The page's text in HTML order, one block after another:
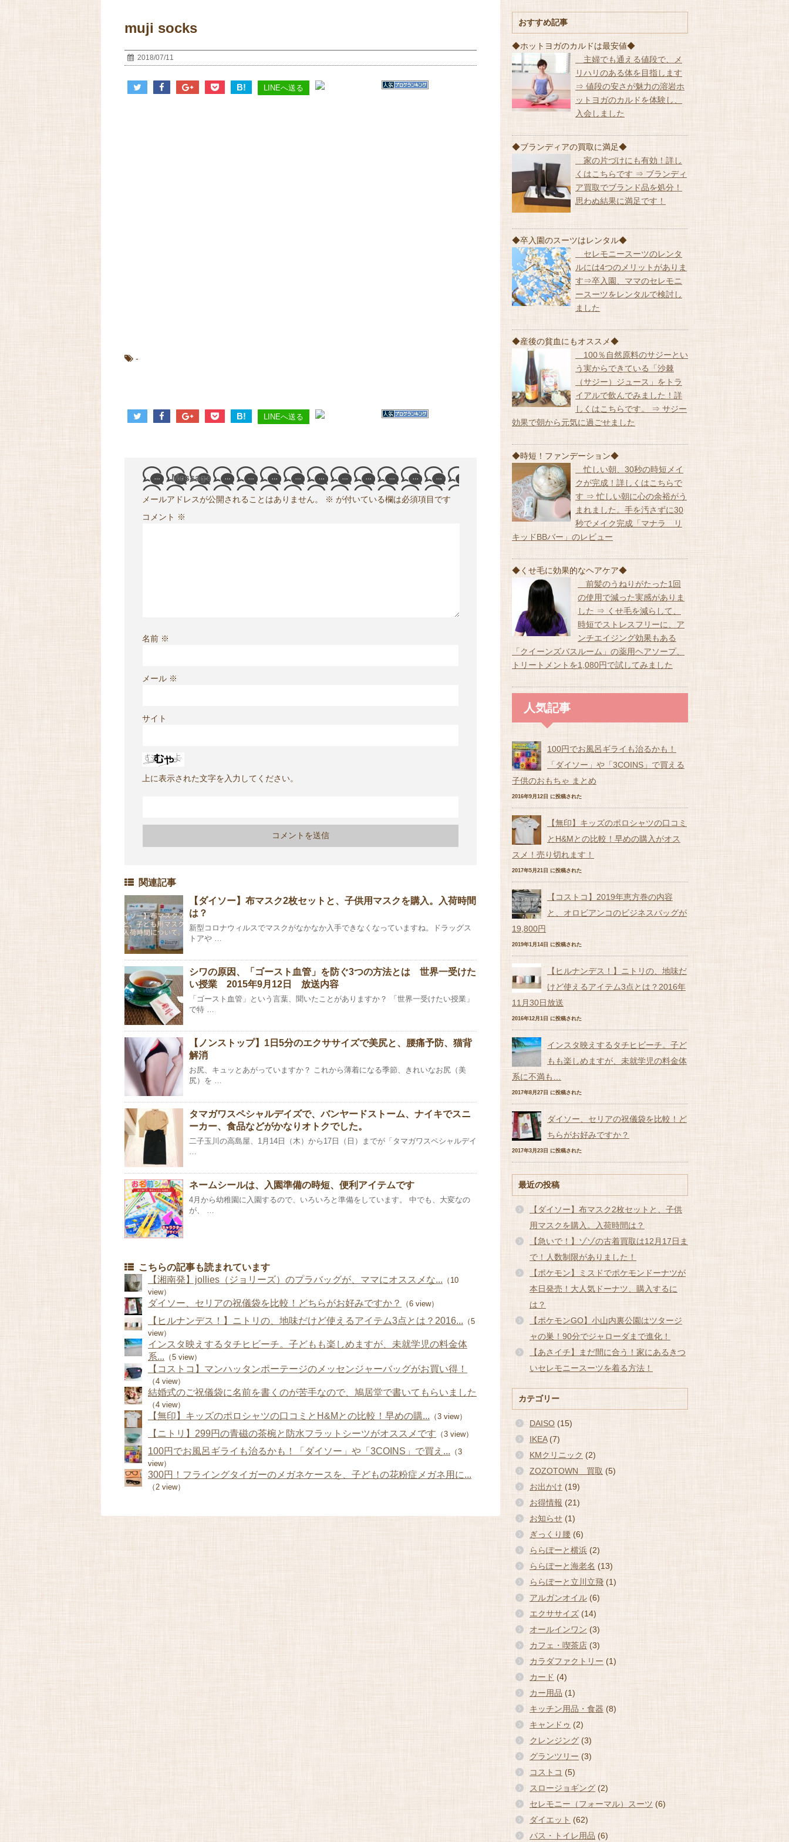
muji socks
2018/07/11
B! LINEへ送る
-
B! LINEへ送る
Message
メールアドレスが公開されることはありません。 ※ が付いている欄は必須項目です
コメント ※
名前 ※
メール ※
サイト
上に表示された文字を入力してください。
関連記事
【ダイソー】布マスク2枚セットと、子供用マスクを購入。入荷時間
は？
新型コロナウィルスでマスクがなかなか入手できなくなっていますね。ドラッグス
トアや …
シワの原因、「ゴースト血管」を防ぐ3つの方法とは 世界一受けた
い授業 2015年9月12日 放送内容
「ゴースト血管」という言葉、聞いたことがありますか？ 「世界一受けたい授業」
で特 …
【ノンストップ】1日5分のエクササイズで美尻と、腰痛予防、猫背
解消
お尻、キュッとあがっていますか？ これから薄着になる季節、きれいなお尻（美
尻）を …
タマガワスペシャルデイズで、バンヤードストーム、ナイキでスニ
ーカー、食品などがかなりオトクでした。
二子玉川の高島屋、1月14日（木）から17日（日）までが「タマガワスペシャルデイ
…
ネームシールは、入園準備の時短、便利アイテムです
4月から幼稚園に入園するので、いろいろと準備をしています。 中でも、大変なの
が、 …
こちらの記事も読まれています
【湘南発】jollies（ジョリーズ）のプラバッグが、ママにオススメな... （10
view）
ダイソー、セリアの祝儀袋を比較！どちらがお好みですか？ （6 view）
【ヒルナンデス！】ニトリの、地味だけど使えるアイテム3点とは？2016... （5
view）
インスタ映えするタチヒビーチ。子どもも楽しめますが、未就学児の料金体
系... （5 view）
【コストコ】マンハッタンポーテージのメッセンジャーバッグがお買い得！
（4 view）
結婚式のご祝儀袋に名前を書くのが苦手なので、鳩居堂で書いてもらいました
（4 view）
【無印】キッズのポロシャツの口コミとH&Mとの比較！早めの購... （3 view）
【ニトリ】299円の青磁の茶椀と防水フラットシーツがオススメです （3 view）
100円でお風呂ギライも治るかも！「ダイソー」や「3COINS」で買え... （3
view）
300円！フライングタイガーのメガネケースを、子どもの花粉症メガネ用に...
（2 view）
おすすめ記事
◆ホットヨガのカルドは最安値◆
主婦でも通える値段で、メ
リハリのある体を目指します
⇒ 値段の安さが魅力の溶岩ホ
ットヨガのカルドを体験し、
入会しました
◆ブランディアの買取に満足◆
家の片づけにも有効！詳し
くはこちらです ⇒ ブランディ
ア買取でブランド品を処分！
思わぬ結果に満足です！
◆卒入園のスーツはレンタル◆
セレモニースーツのレンタ
ルには4つのメリットがありま
す⇒卒入園、ママのセレモニ
ースーツをレンタルで検討し
ました
◆産後の貧血にもオススメ◆
100％自然原料のサジーとい
う実からできている「沙棘
（サジー）ジュース」をトラ
イアルで飲んでみました！詳
しくはこちらです。 ⇒ サジー
効果で朝から元気に過ごせました
◆時短！ファンデーション◆
忙しい朝、30秒の時短メイ
クが完成！詳しくはこちらで
す ⇒ 忙しい朝に心の余裕がう
まれました。手を汚さずに30
秒でメイク完成「マナラ リ
キッドBBバー」のレビュー
◆くせ毛に効果的なヘアケア◆
前髪のうねりがたった1回
の使用で減った実感がありま
した ⇒ くせ毛を減らして、
時短でストレスフリーに、ア
ンチエイジング効果もある
「クイーンズバスルーム」の薬用ヘアソープ、
トリートメントを1,080円で試してみました
人気記事
100円でお風呂ギライも治るかも！
「ダイソー」や「3COINS」で買える
子供のおもちゃ まとめ
2016年9月12日 に投稿された
【無印】キッズのポロシャツの口コミ
とH&Mとの比較！早めの購入がオス
スメ！売り切れます！
2017年5月21日 に投稿された
【コストコ】2019年恵方巻の内容
と、オロビアンコのビジネスバッグが
19,800円
2019年1月14日 に投稿された
【ヒルナンデス！】ニトリの、地味だ
けど使えるアイテム3点とは？2016年
11月30日放送
2016年12月1日 に投稿された
インスタ映えするタチヒビーチ。子ど
もも楽しめますが、未就学児の料金体
系に不満も…
2017年8月27日 に投稿された
ダイソー、セリアの祝儀袋を比較！ど
ちらがお好みですか？
2017年3月23日 に投稿された
最近の投稿
【ダイソー】布マスク2枚セットと、子供
用マスクを購入。入荷時間は？
【急いで！】ゾゾの古着買取は12月17日ま
で！人数制限がありました！
【ポケモン】ミスドでポケモンドーナツが
本日発売！大人気ドーナツ、購入するに
は？
【ポケモンGO】小山内裏公園はツタージ
ャの巣！90分でジャローダまで進化！
【あさイチ】まだ間に合う！家にあるきつ
いセレモニースーツを着る方法！
カテゴリー
DAISO (15)
IKEA(7)
KMクリニック (2)
ZOZOTOWN 買取 (5)
お出かけ (19)
お得情報 (21)
お知らせ (1)
ぎっくり腰 (6)
ららぽーと横浜 (2)
ららぽーと海老名 (13)
ららぽーと立川立飛 (1)
アルガンオイル (6)
エクササイズ (14)
オールインワン (3)
カフェ・喫茶店 (3)
カラダファクトリー (1)
カード (4)
カー用品 (1)
キッチン用品・食器 (8)
キャンドゥ (2)
クレンジング(3)
グランツリー (3)
コストコ (5)
スロージョギング (2)
セレモニー（フォーマル）スーツ (6)
ダイエット (62)
バス・トイレ用品 (6)